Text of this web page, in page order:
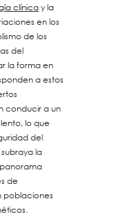
clínicay la
en los
de los
del
la forma en
a estos
conducir a un
lo que
del
la
de
poblaciones